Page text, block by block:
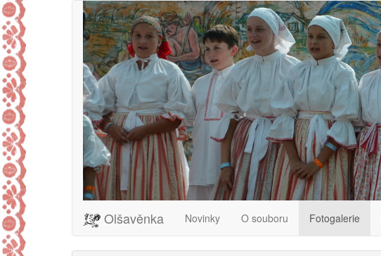
Olšavěnka Novinky O souboru Fotogalerie